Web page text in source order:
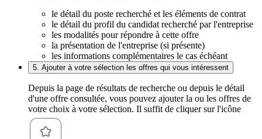
le détail du poste recherché et les éléments de contrat
le détail du profil du candidat recherché par l'entreprise
les modalités pour répondre à cette offre
la présentation de l'entreprise (si présente)
les informations complémentaires le cas échéant
5. Ajouter à votre sélection les offres qui vous intéressent
Depuis la page de résultats de recherche ou depuis le détail
d'une offre consultée, vous pouvez ajouter la ou les offres de
votre choix à votre sélection. Il suffit de cliquer sur l'icône